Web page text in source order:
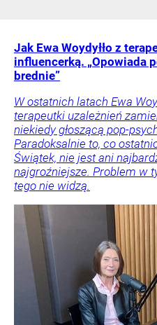
Jak Ewa Woydyłło z
influencerką. „Opowiada
brednie”
W ostatnich latach Ewa
terapeutki uzależnień
niekiedy głoszącą pop-
Paradoksalnie to, co
Świątek, nie jest ani
najgroźniejsze. Problem w
tego nie widzą.